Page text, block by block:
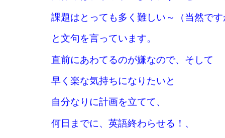
課題はとっても多く難しい～（当然で
と文句を言っています。
直前にあわてるのが嫌なので、そして
早く楽な気持ちになりたいと
自分なりに計画を立てて、
何日までに、英語終わらせる！、